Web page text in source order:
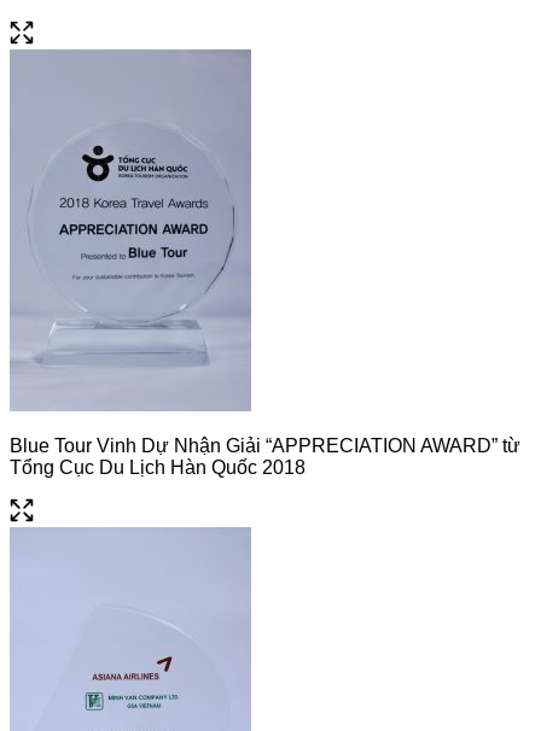
Blue Tour Vinh Dự Nhận Giải “APPRECIATION AWARD” từ
Tổng Cục Du Lịch Hàn Quốc 2018